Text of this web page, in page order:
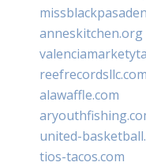
anneskitchen.org
reefrecordsllc.com
alawaffle.com
united-
tios-tacos.com